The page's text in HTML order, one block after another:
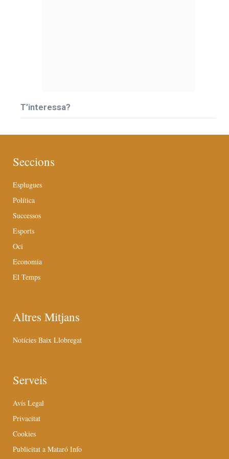
T’interessa?
Seccions
Esplugues
Política
Successos
Esports
Oci
Economia
El Temps
Altres Mitjans
Notícies Baix Llobregat
Serveis
Avís Legal
Privacitat
Cookies
Publicitat a Mataró Info